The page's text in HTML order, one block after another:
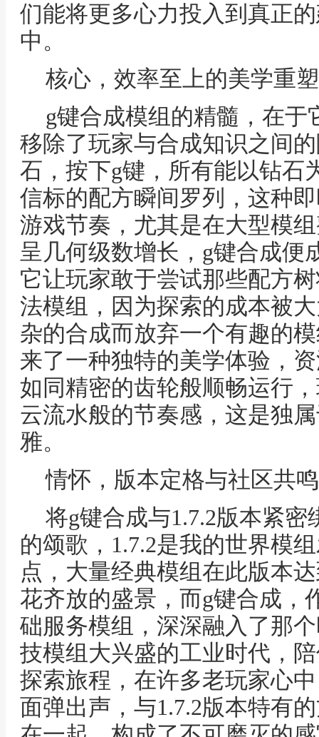
们能将更多心力投入到真正
中。
核心，效率至上的美学重塑
g键合成模组的精髓，在
移除了玩家与合成知识之间
石，按下g键，所有能以钻石
信标的配方瞬间罗列，这种
游戏节奏，尤其是在大型模
呈几何级数增长，g键合成便
它让玩家敢于尝试那些配方
法模组，因为探索的成本被
杂的合成而放弃一个有趣的
来了一种独特的美学体验，
如同精密的齿轮般顺畅运行
云流水般的节奏感，这是独
雅。
情怀，版本定格与社区共鸣
将g键合成与1.7.2版本紧
的颂歌，1.7.2是我的世界模
点，大量经典模组在此版本
花齐放的盛景，而g键合成，
础服务模组，深深融入了那
技模组大兴盛的工业时代，
探索旅程，在许多老玩家心
面弹出声，与1.7.2版本特有